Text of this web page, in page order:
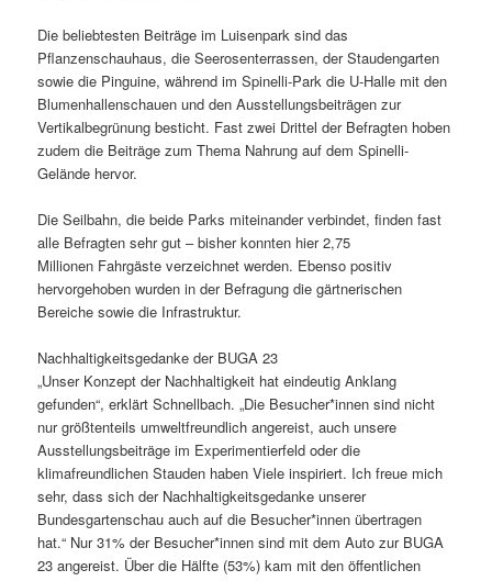
Die beliebtesten Beiträge im Luisenpark sind das
Pflanzenschauhaus, die Seerosenterrassen, der Staudengarten
sowie die Pinguine, während im Spinelli-Park die U-Halle mit den
Blumenhallenschauen und den Ausstellungsbeiträgen zur
Vertikalbegrünung besticht. Fast zwei Drittel der Befragten hoben
zudem die Beiträge zum Thema Nahrung auf dem Spinelli-
Gelände hervor.
Die Seilbahn, die beide Parks miteinander verbindet, finden fast
alle Befragten sehr gut – bisher konnten hier 2,75
Millionen Fahrgäste verzeichnet werden. Ebenso positiv
hervorgehoben wurden in der Befragung die gärtnerischen
Bereiche sowie die Infrastruktur.
Nachhaltigkeitsgedanke der BUGA 23
„Unser Konzept der Nachhaltigkeit hat eindeutig Anklang
gefunden“, erklärt Schnellbach. „Die Besucher*innen sind nicht
nur größtenteils umweltfreundlich angereist, auch unsere
Ausstellungsbeiträge im Experimentierfeld oder die
klimafreundlichen Stauden haben Viele inspiriert. Ich freue mich
sehr, dass sich der Nachhaltigkeitsgedanke unserer
Bundesgartenschau auch auf die Besucher*innen übertragen
hat.“ Nur 31% der Besucher*innen sind mit dem Auto zur BUGA
23 angereist. Über die Hälfte (53%) kam mit den öffentlichen